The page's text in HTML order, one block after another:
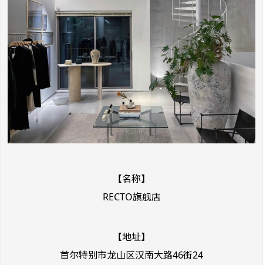
【名称】
RECTO旗舰店
【地址】
首尔特别市龙山区汉南大路46街24